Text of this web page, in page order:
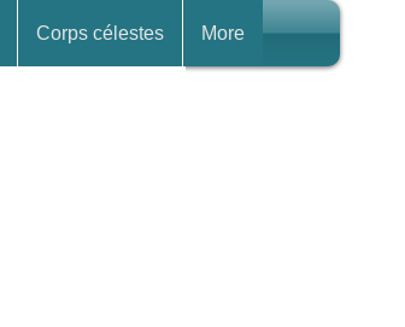
Corps célestes More